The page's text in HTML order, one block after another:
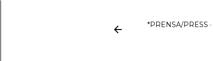
*PRENSA/PRESS